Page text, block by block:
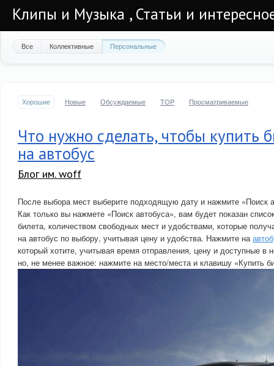
Клипы и Музыка , Статьи и
Все Коллективные Персональные
Хорошие Новые Обсуждаемые TOP Просматриваемые
Что нужно сделать, чтобы купить
на автобус
Блог им. woff
После выбора мест выберите подходящую дату и нажмите «Поиск
Как только вы нажмете «Поиск автобуса», вам будет показан
билета, количеством свободных мест и удобствами, которые
на автобус по выбору, учитывая цену и удобства. Нажмите на
который хотите, учитывая время отправления, цену и доступные в
но, не менее важное: нажмите на место/места и клавишу «Купить